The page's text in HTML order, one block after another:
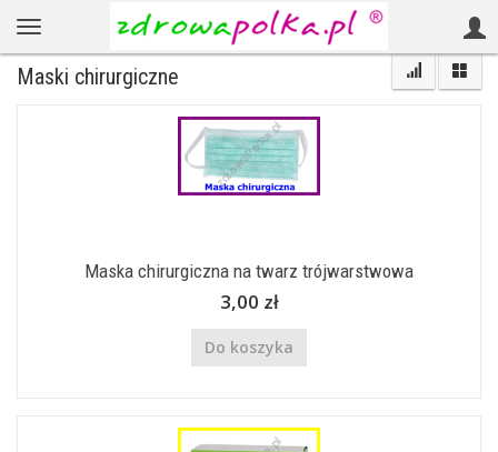
Maski chirurgiczne
Maska chirurgiczna na twarz trójwarstwowa
3,00 zł
Do koszyka